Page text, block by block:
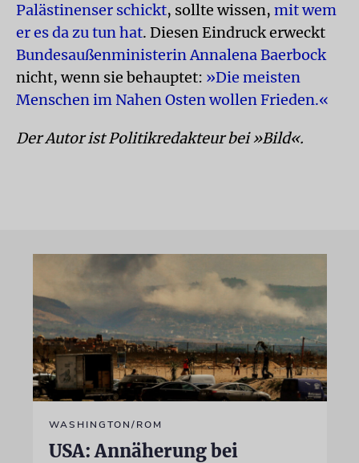
Palästinenser schickt, sollte wissen, mit wem
er es da zu tun hat. Diesen Eindruck erweckt
Bundesaußenministerin Annalena Baerbock
nicht, wenn sie behauptet: »Die meisten
Menschen im Nahen Osten wollen Frieden.«
Der Autor ist Politikredakteur bei »Bild«.
WASHINGTON/ROM
USA: Annäherung bei